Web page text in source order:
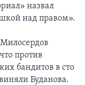
назвал
над правом».
против
бандитов в сто
Буданова.